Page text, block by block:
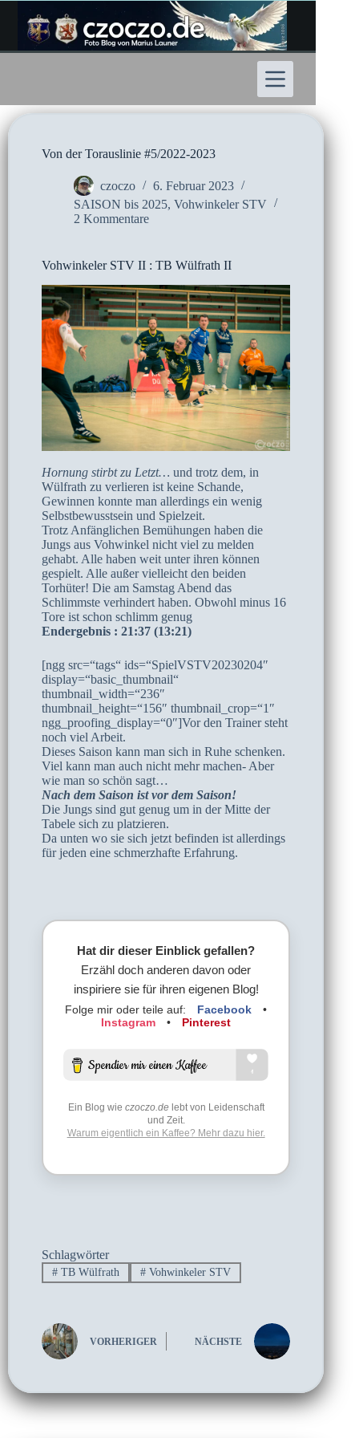
Inhalt
springen
Von der Torauslinie #5/2022-2023
czoczo
6. Februar 2023
SAISON bis 2025, Vohwinkeler STV
2 Kommentare
Vohwinkeler STV II : TB Wülfrath II
Hornung stirbt zu Letzt… und trotz dem, in
Wülfrath zu verlieren ist keine Schande,
Gewinnen konnte man allerdings ein wenig
Selbstbewusstsein und Spielzeit.
Trotz Anfänglichen Bemühungen haben die
Jungs aus Vohwinkel nicht viel zu melden
gehabt. Alle haben weit unter ihren können
gespielt. Alle außer vielleicht den beiden
Torhüter! Die am Samstag Abend das
Schlimmste verhindert haben. Obwohl minus 16
Tore ist schon schlimm genug
Endergebnis : 21:37 (13:21)
[ngg src=“tags“ ids=“SpielVSTV20230204″
display=“basic_thumbnail“
thumbnail_width=“236″
thumbnail_height=“156″ thumbnail_crop=“1″
ngg_proofing_display=“0″]Vor den Trainer steht
noch viel Arbeit.
Dieses Saison kann man sich in Ruhe schenken.
Viel kann man auch nicht mehr machen- Aber
wie man so schön sagt…
Nach dem Saison ist vor dem Saison!
Die Jungs sind gut genug um in der Mitte der
Tabele sich zu platzieren.
Da unten wo sie sich jetzt befinden ist allerdings
für jeden eine schmerzhafte Erfahrung.
Hat dir dieser Einblick gefallen?
Erzähl doch anderen davon oder
inspiriere sie für ihren eigenen Blog!
Folge mir oder teile auf: Facebook
•
Instagram
• Pinterest
Ein Blog wie czoczo.delebt von Leidenschaft
und Zeit.
Warum eigentlich ein Kaffee? Mehr dazu hier.
Schlagwörter
#TB Wülfrath #Vohwinkeler STV
VORHERIGER NÄCHSTE